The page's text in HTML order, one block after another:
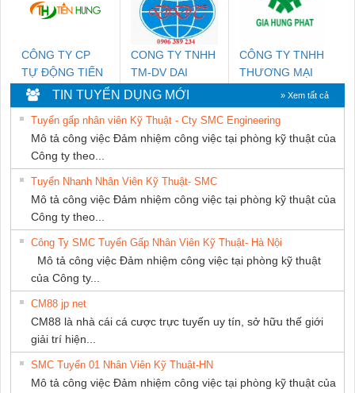
CÔNG TY CP
TỰ ĐỘNG TIẾN
HƯNG
CONG TY TNHH
TM-DV DAI
DONG THANH
CÔNG TY TNHH
THƯƠNG MẠI
DỊCH VỤ KỸ
THUẬT ĐIỆN CƠ
GIA HƯNG
PHÁT
TIN TUYỂN DỤNG MỚI » Xem tất cả
Tuyển gấp nhân viên Kỹ Thuật - Cty SMC Engineering
Mô tả công việc Đảm nhiệm công việc tại phòng kỹ thuật của
Công ty theo...
Tuyển Nhanh Nhân Viên Kỹ Thuật- SMC
Mô tả công việc Đảm nhiệm công việc tại phòng kỹ thuật của
Công ty theo...
Công Ty SMC Tuyển Gấp Nhân Viên Kỹ Thuật- Hà Nội
Mô tả công việc Đảm nhiệm công việc tại phòng kỹ thuật
của Công ty...
CM88 jp net
CM88 là nhà cái cá cược trực tuyến uy tín, sở hữu thế giới
giải trí hiện...
SMC Tuyển 01 Nhân Viên Kỹ Thuật-HN
Mô tả công việc Đảm nhiệm công việc tại phòng kỹ thuật của